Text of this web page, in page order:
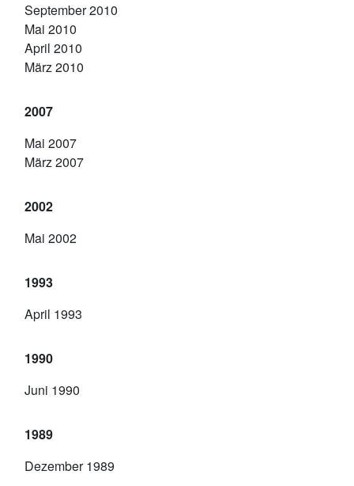
September 2010
Mai 2010
April 2010
März 2010
2007
Mai 2007
März 2007
2002
Mai 2002
1993
April 1993
1990
Juni 1990
1989
Dezember 1989